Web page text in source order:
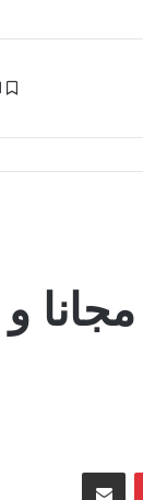
زيادة متابعين
بينتيريستمشاركة عبر البريد